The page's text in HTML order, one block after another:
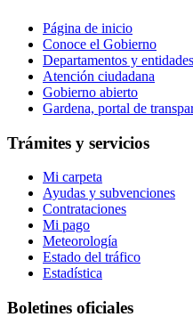
Página de inicio
Conoce el Gobierno
Departamentos y entidades
Atención ciudadana
Gobierno abierto
Gardena, portal de
Trámites y servicios
Mi carpeta
Ayudas y subvenciones
Contrataciones
Mi pago
Meteorología
Estado del tráfico
Estadística
Boletines oficiales